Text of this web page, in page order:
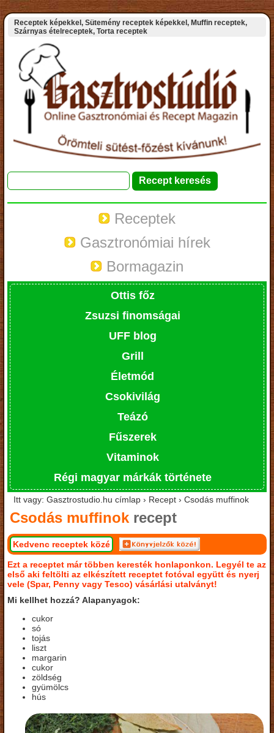
Receptek képekkel, Sütemény receptek képekkel, Muffin receptek,
Szárnyas ételreceptek, Torta receptek
Receptek
Gasztronómiai hírek
Bormagazin
Ottis főz
Zsuzsi finomságai
UFF blog
Grill
Életmód
Csokivilág
Teázó
Fűszerek
Vitaminok
Régi magyar márkák története
Itt vagy: Gasztrostudio.hu címlap › Recept › Csodás muffinok
Csodás muffinok recept
Kedvenc receptek közé
Ezt a receptet már többen keresték honlaponkon. Legyél te az
első aki feltölti az elkészített receptet fotóval együtt és nyerj
vele (Spar, Penny vagy Tesco) vásárlási utalványt!
Mi kellhet hozzá? Alapanyagok:
cukor
só
tojás
liszt
margarin
cukor
zöldség
gyümölcs
hús